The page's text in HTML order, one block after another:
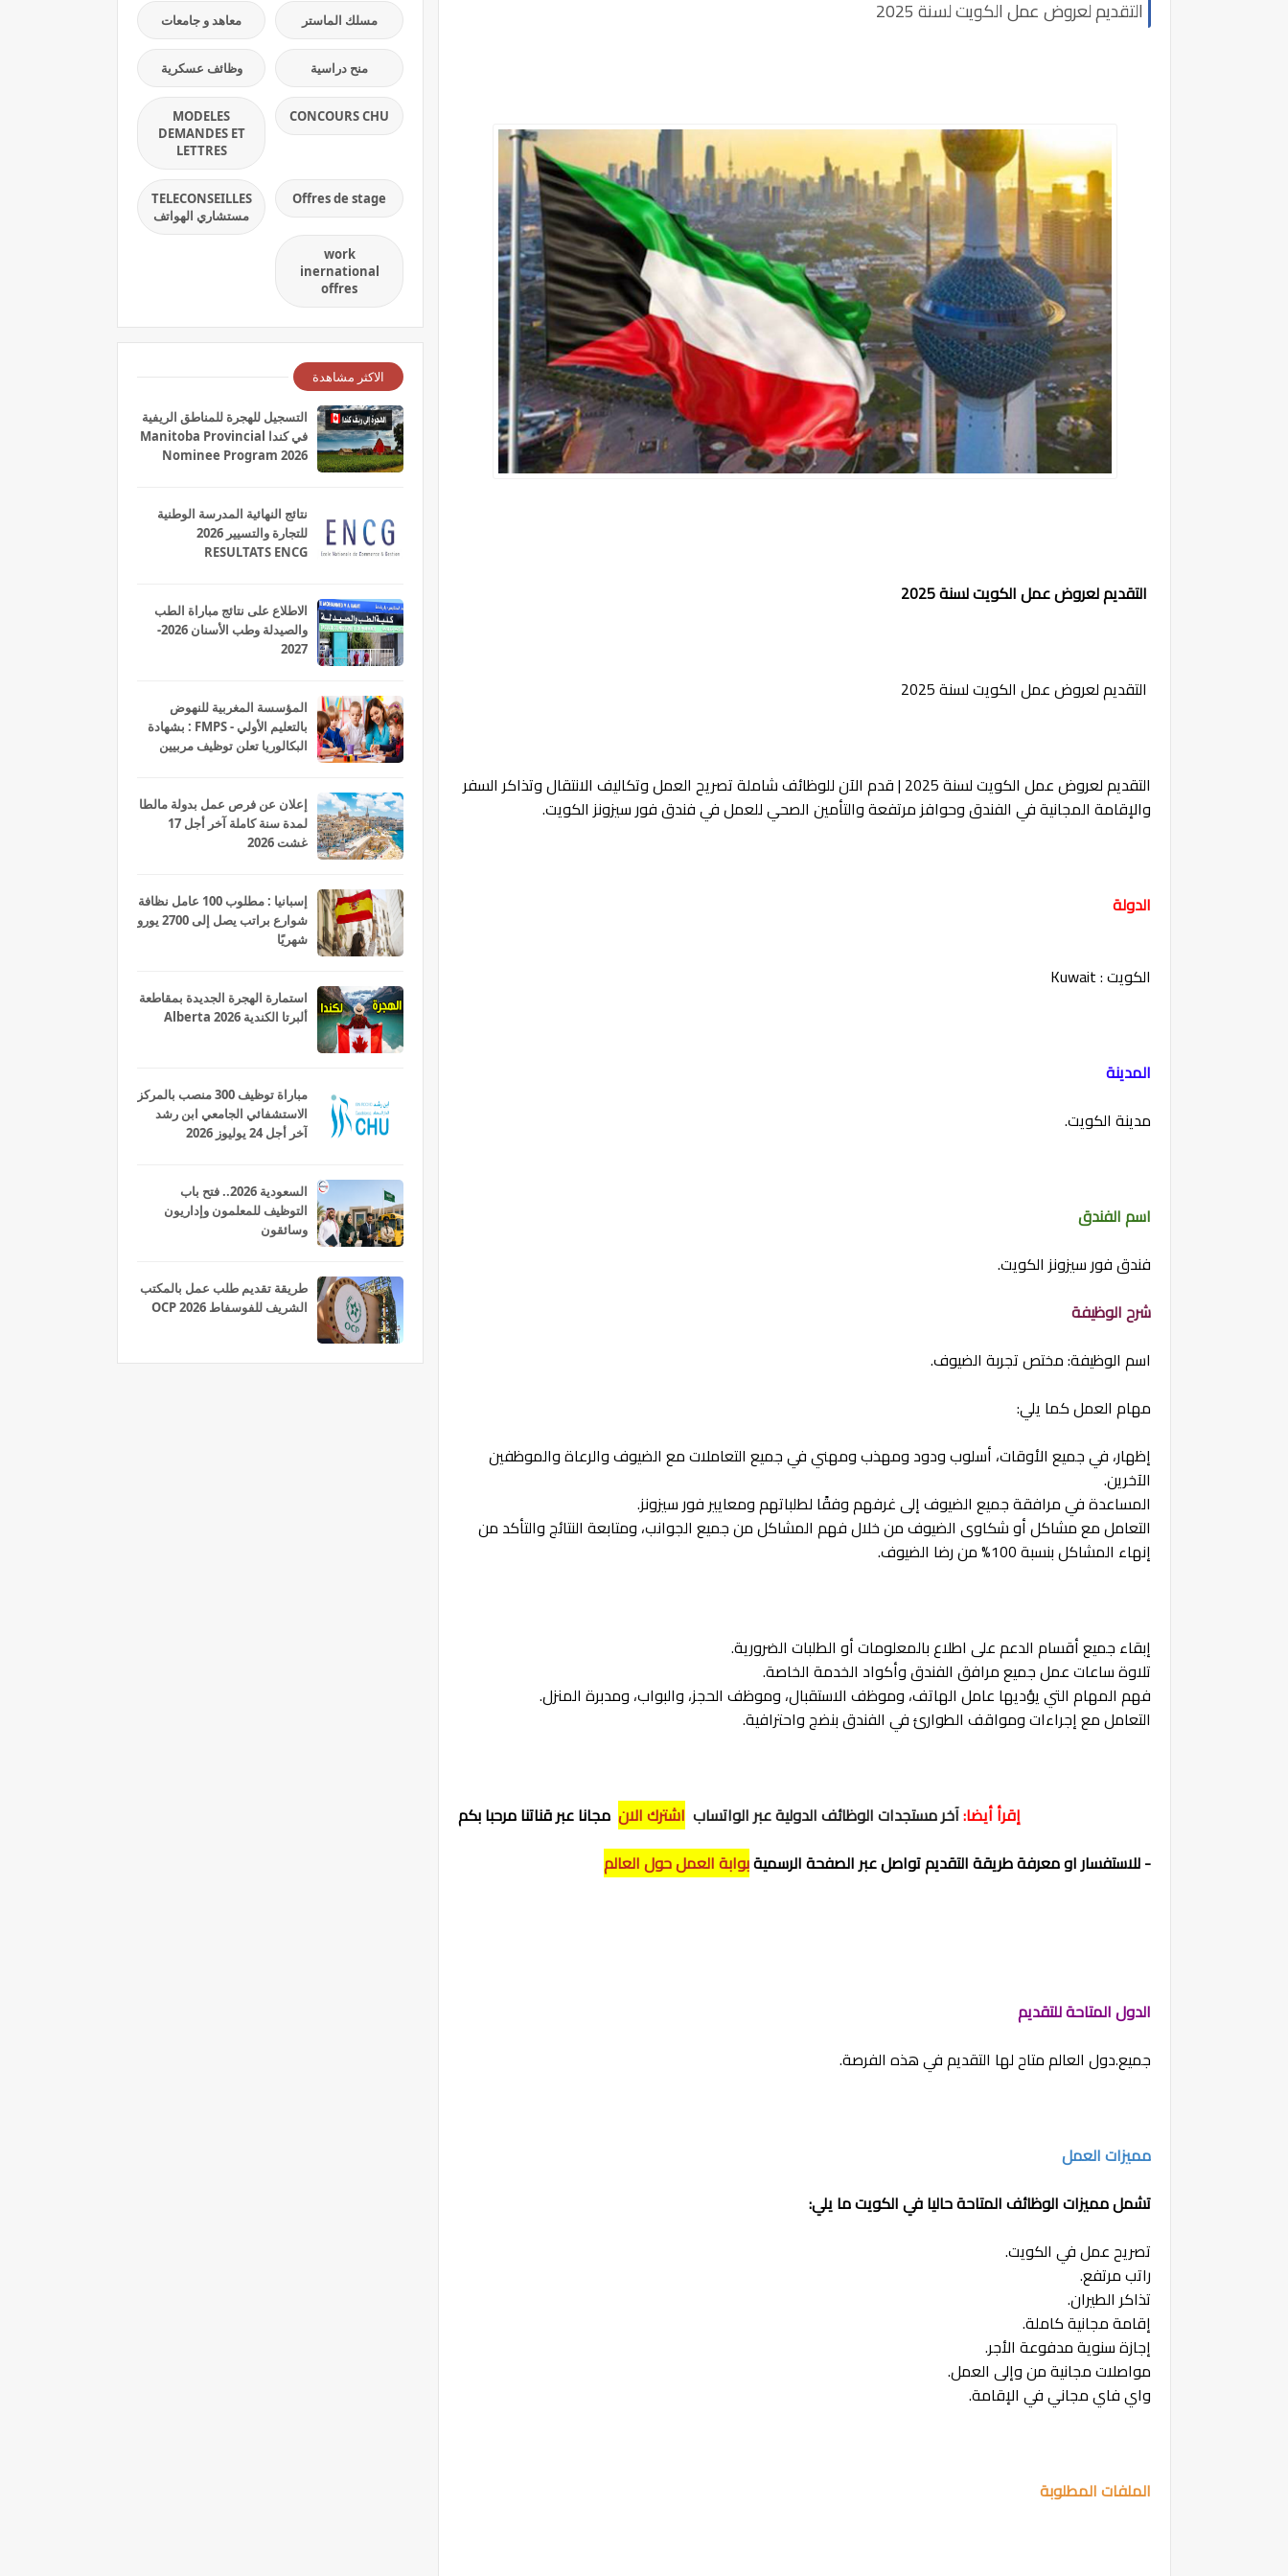
التقديم لعروض عمل الكويت لسنة 2025
التقديم لعروض عمل الكويت لسنة 2025
التقديم لعروض عمل الكويت لسنة 2025
التقديم لعروض عمل الكويت لسنة 2025 | قدم الآن للوظائف شاملة تصريح العمل وتكاليف الانتقال وتذاكر السفر
والإقامة المجانية في الفندق وحوافز مرتفعة والتأمين الصحي للعمل في فندق فور سيزونز الكويت.
الدولة
الكويت : Kuwait
المدينة
مدينة الكويت.
اسم الفندق
فندق فور سيزونز الكويت.
شرح الوظيفة
اسم الوظيفة: مختص تجربة الضيوف.
مهام العمل كما يلي:
إظهار، في جميع الأوقات، أسلوب ودود ومهذب ومهني في جميع التعاملات مع الضيوف والرعاة والموظفين
الآخرين.
المساعدة في مرافقة جميع الضيوف إلى غرفهم وفقًا لطلباتهم ومعايير فور سيزونز.
التعامل مع مشاكل أو شكاوى الضيوف من خلال فهم المشاكل من جميع الجوانب، ومتابعة النتائج والتأكد من
إنهاء المشاكل بنسبة 100% من رضا الضيوف.
إبقاء جميع أقسام الدعم على اطلاع بالمعلومات أو الطلبات الضرورية.
تلاوة ساعات عمل جميع مرافق الفندق وأكواد الخدمة الخاصة.
فهم المهام التي يؤديها عامل الهاتف، وموظف الاستقبال، وموظف الحجز، والبواب، ومدبرة المنزل.
التعامل مع إجراءات ومواقف الطوارئ في الفندق بنضج واحترافية.
إقرأ أيضا:آخر مستجدات الوظائف الدولية عبر الواتساب اشترك الان مجانا عبر قناتنا مرحبا بكم
- للاستفسار او معرفة طريقة التقديم تواصل عبر الصفحة الرسميةبوابة العمل حول العالم
الدول المتاحة للتقديم
جميع.دول العالم متاح لها التقديم في هذه الفرصة.
مميزات العمل
تشمل مميزات الوظائف المتاحة حاليا في الكويت ما يلي:
تصريح عمل في الكويت.
راتب مرتفع.
تذاكر الطيران.
إقامة مجانية كاملة.
إجازة سنوية مدفوعة الأجر.
مواصلات مجانية من وإلى العمل.
واي فاي مجاني في الإقامة.
الملفات المطلوبة
مسلك الماستر معاهد و جامعات
منح دراسية وظائف عسكرية
CONCOURS CHU
MODELES
DEMANDES ET
LETTRES
Offres de stage
TELECONSEILLES
مستشاري الهواتف
work
inernational
offres
الاكثر مشاهدة
التسجيل للهجرة للمناطق الريفية
في كندا Manitoba Provincial
Nominee Program 2026
نتائج النهائية المدرسة الوطنية
للتجارة والتسيير 2026
RESULTATS ENCG
الاطلاع على نتائج مباراة الطب
والصيدلة وطب الأسنان 2026-
2027
المؤسسة المغربية للنهوض
بالتعليم الأولي - FMPS : بشهادة
البكالوريا تعلن توظيف مربيين
إعلان عن فرص عمل بدولة مالطا
لمدة سنة كاملة آخر أجل 17
غشت 2026
إسبانيا : مطلوب 100 عامل نظافة
شوارع براتب يصل إلى 2700 يورو
شهريًا
استمارة الهجرة الجديدة بمقاطعة
ألبرتا الكندية Alberta 2026
مباراة توظيف 300 منصب بالمركز
الاستشفائي الجامعي ابن رشد
آخر أجل 24 يوليوز 2026
السعودية 2026.. فتح باب
التوظيف للمعلمون وإداريون
وسائقون
طريقة تقديم طلب عمل بالمكتب
الشريف للفوسفاط OCP 2026